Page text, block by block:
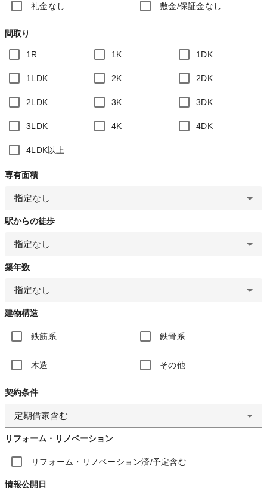
礼金なし 敷金/保証金なし
間取り
1R 1K 1DK
1LDK 2K 2DK
2LDK 3K 3DK
3LDK 4K 4DK
4LDK以上
専有面積
指定なし
駅からの徒歩
指定なし
築年数
指定なし
建物構造
鉄筋系 鉄骨系
木造 その他
契約条件
定期借家含む
リフォーム・リノベーション
リフォーム・リノベーション済/予定含む
情報公開日